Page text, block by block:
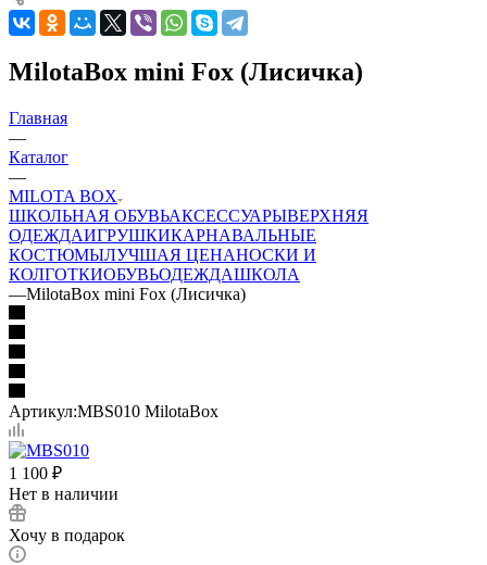
MilotaBox mini Fox (Лисичка)
Главная
—
Каталог
—
MILOTA BOX
ШКОЛЬНАЯ ОБУВЬАКСЕССУАРЫВЕРХНЯЯ
ОДЕЖДАИГРУШКИКАРНАВАЛЬНЫЕ
КОСТЮМЫЛУЧШАЯ ЦЕНАНОСКИ И
КОЛГОТКИОБУВЬОДЕЖДАШКОЛА
—MilotaBox mini Fox (Лисичка)
Артикул:MBS010 MilotaBox
1 100 ₽
Нет в наличии
Хочу в подарок